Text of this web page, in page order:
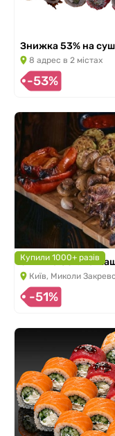
Знижка 53% на
8 адрес в 2 містах
-53%
Купили 1000+ разів
Знижка 50% на
Київ, Миколи
-51%